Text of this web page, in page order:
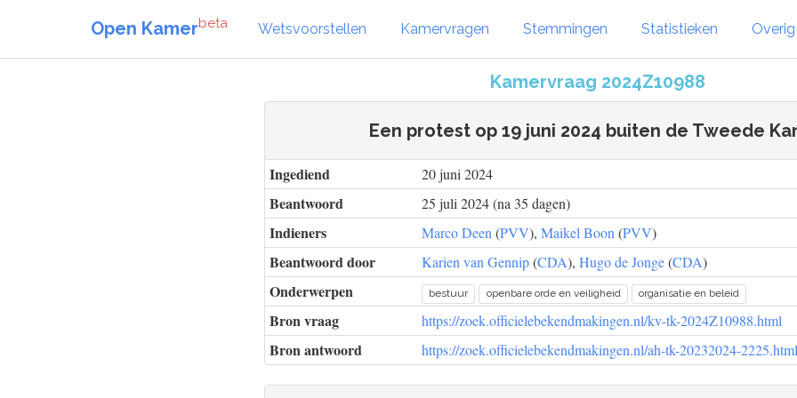
Open Kamerbeta Wetsvoorstellen Kamervragen Stemmingen Statistieken Overig
Kamervraag 2024Z10988
Een protest op 19 juni 2024 buiten de Tweede
Ingediend 20 juni 2024
Beantwoord 25 juli 2024 (na 35 dagen)
Indieners Marco Deen (PVV), Maikel Boon (PVV)
Beantwoord door Karien van Gennip(CDA), Hugo de Jonge(CDA)
Onderwerpen bestuur openbare orde en veiligheid organisatie en beleid
Bron vraag https://zoek.officielebekendmakingen.nl/kv-tk-2024Z10988.html
Bron antwoord https://zoek.officielebekendmakingen.nl/ah-tk-20232024-2225.html